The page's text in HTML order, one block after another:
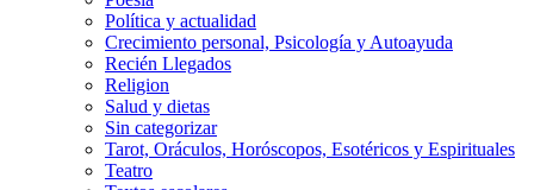
Política y actualidad
Crecimiento personal, Psicología y Autoayuda
Recién Llegados
Religion
Salud y dietas
Sin categorizar
Tarot, Oráculos, Horóscopos, Esotéricos y Espirituales
Teatro